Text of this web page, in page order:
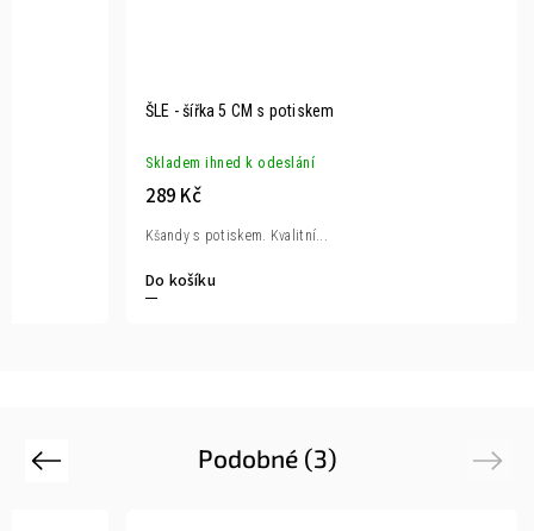
ŠLE - šířka 5 CM s potiskem
Skladem ihned k odeslání
289 Kč
Do košíku
Kšandy s potiskem. Kvalitní...
Podobné (3)
Previous Next